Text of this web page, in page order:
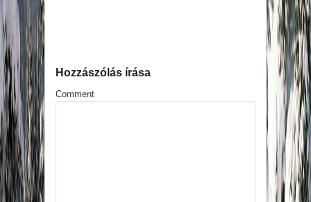
Hozzászólás írása
Comment